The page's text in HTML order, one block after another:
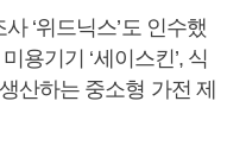
‘위드닉스’도 인수했
용기기 ‘세이스킨’, 식
산하는 중소형 가전 제